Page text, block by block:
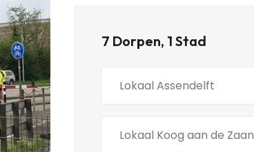
7 Dorpen, 1 Stad
Lokaal Assendelft
Lokaal Koog aan de Zaan